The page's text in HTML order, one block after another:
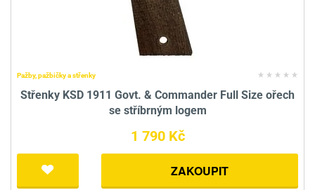
Pažby, pažbičky a střenky
Střenky KSD 1911 Govt. & Commander Full Size ořech
se stříbrným logem
1 790 Kč
ZAKOUPIT